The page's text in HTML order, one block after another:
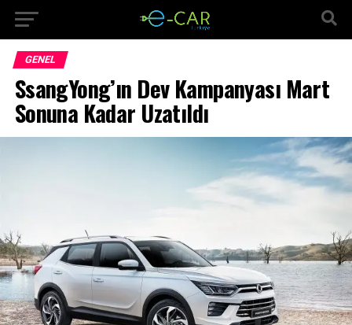
GENEL
SsangYong’ın Dev Kampanyası Mart
Sonuna Kadar Uzatıldı